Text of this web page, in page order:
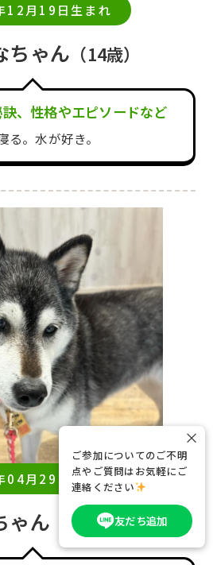
12月19日生まれ
ちゃん （14歳）
、性格やエピソードなど
る。水が好き。
04月29日生まれ
ゃん （17歳）
ご参加についてのご不明
点やご質問はお気軽にご
連絡ください
友だち追加
×